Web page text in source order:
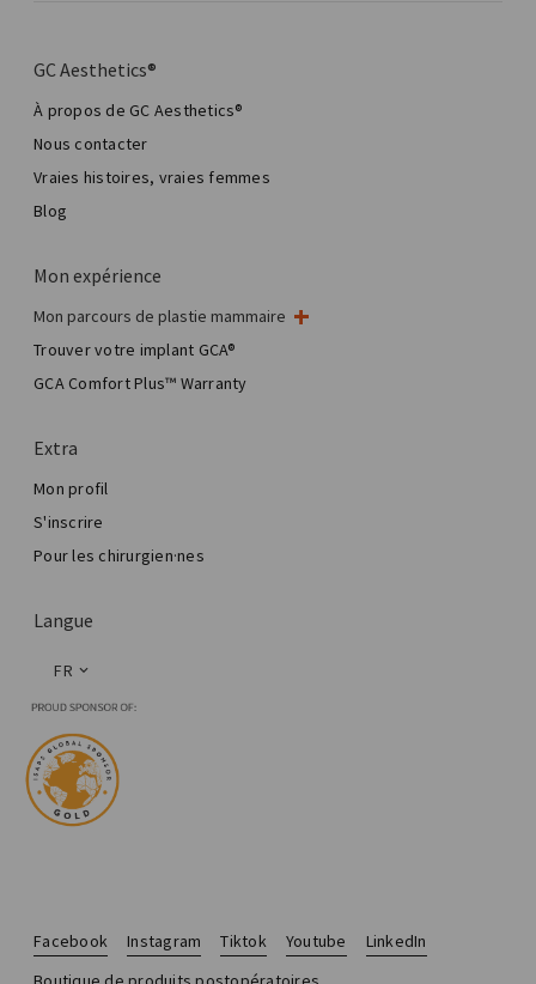
GC Aesthetics®
À propos de GC Aesthetics®
Nous contacter
Vraies histoires, vraies femmes
Blog
Mon expérience
Mon parcours de plastie mammaire
Ma chirurgie mammaire
Chirurgie esthétique mammaire
Total Breast Reconstruction™
Trouver votre implant GCA®
GCA Comfort Plus™ Warranty
Extra
Mon profil
S'inscrire
Pour les chirurgien·nes
Langue
FR
Facebook Instagram Tiktok Youtube
LinkedIn